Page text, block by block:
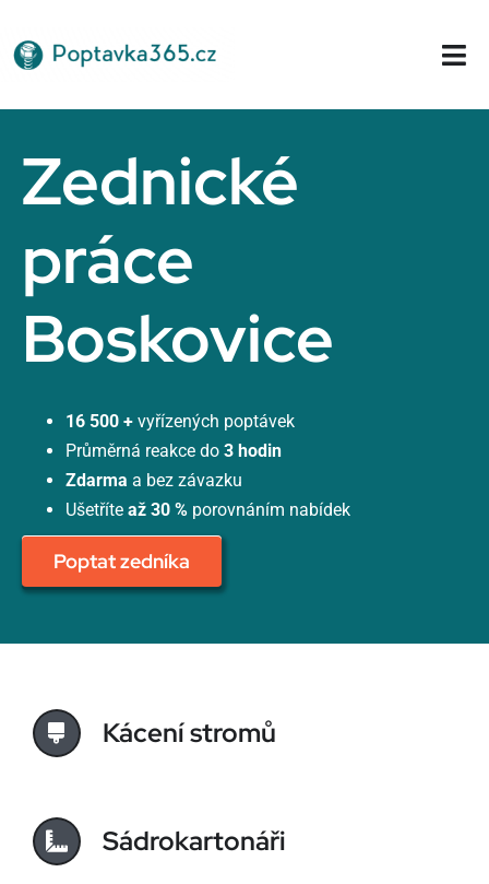
na
obsah
Zednické
práce
Boskovice
16 500 + vyřízených poptávek
Průměrná reakce do 3 hodin
Zdarma a bez závazku
Ušetříte až 30 %porovnáním nabídek
Poptat zedníka
Kácení stromů
Sádrokartonáři